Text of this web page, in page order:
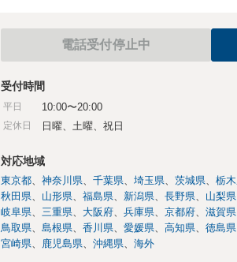
電話受付停止中
受付時間
平日 10:00〜20:00
定休日 日曜、土曜、祝日
対応地域
東京都 神奈川県 千葉県 埼玉県 茨城県 栃
秋田県
山形県 福島県 新潟県 長野県 山梨県
岐阜県
三重県 大阪府 兵庫県 京都府 滋賀県
鳥取県
島根県 香川県 愛媛県 高知県 徳島県
宮崎県
鹿児島県 沖縄県 海外